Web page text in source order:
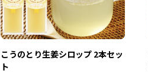
こうのとり生姜シロップ 2本セッ
ト